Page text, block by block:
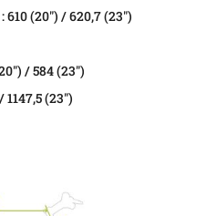
610 (20") / 620,7 (23")
/ 584 (23")
1147,5 (23")